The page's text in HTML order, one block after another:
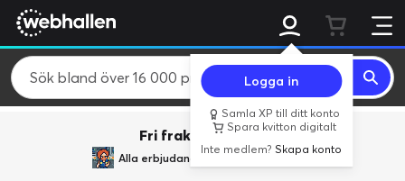
Logga in
Samla XP till ditt konto
Spara kvitton digitalt
Inte medlem?Skapa konto
Fri frakt över 800 kr.
Alla erbjudanden frånBACK TO REALITY